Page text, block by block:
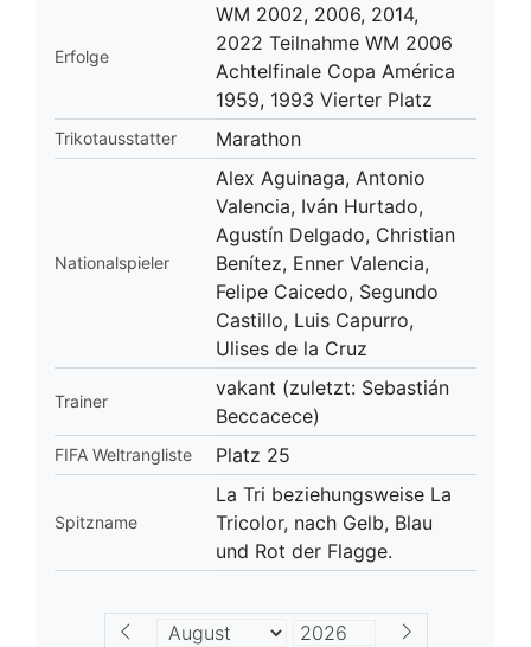
Erfolge
WM 2002, 2006, 2014,
2022 Teilnahme WM 2006
Achtelfinale Copa América
1959, 1993 Vierter Platz
Trikotausstatter Marathon
Nationalspieler
Alex Aguinaga, Antonio
Valencia, Iván Hurtado,
Agustín Delgado, Christian
Benítez, Enner Valencia,
Felipe Caicedo, Segundo
Castillo, Luis Capurro,
Ulises de la Cruz
Trainer
vakant (zuletzt: Sebastián
Beccacece)
FIFA Weltrangliste Platz 25
Spitzname
La Tri beziehungsweise La
Tricolor, nach Gelb, Blau
und Rot der Flagge.